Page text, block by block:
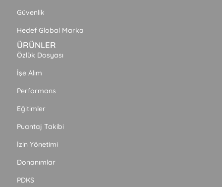
Güvenlik
Hedef Global Marka
ÜRÜNLER
Özlük Dosyası
İşe Alım
Performans
Eğitimler
Puantaj Takibi
İzin Yönetimi
Donanımlar
PDKS